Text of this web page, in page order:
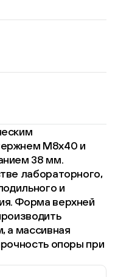
М8х40 и
38 мм.
лабораторного,
и
Форма верхней
а массивная
опоры при